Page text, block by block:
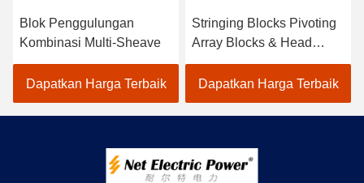
Blok Penggulungan
Kombinasi Multi-Sheave
Dapatkan Harga Terbaik
Stringing Blocks Pivoting
Array Blocks & Head
Boards
Dapatkan Harga Terbaik